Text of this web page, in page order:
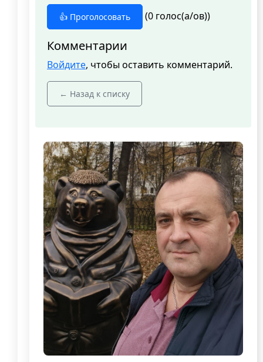
👍 Проголосовать (0 голос(а/ов))
Комментарии
Войдите, чтобы оставить комментарий.
← Назад к списку